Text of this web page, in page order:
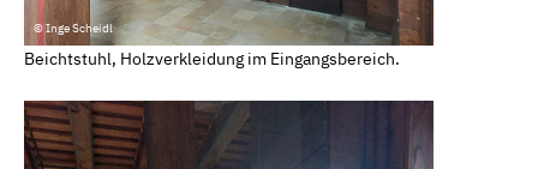
© Inge Scheidl
Beichtstuhl, Holzverkleidung im Eingangsbereich.